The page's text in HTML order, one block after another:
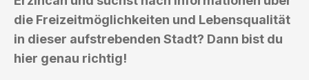
die Freizeitmöglichkeiten und Lebensqualität
in dieser aufstrebenden Stadt? Dann bist du
hier genau richtig!